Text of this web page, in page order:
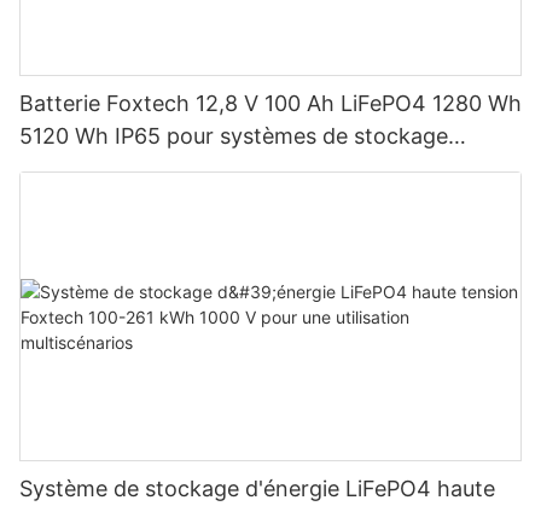
Batterie Foxtech 12,8 V 100 Ah LiFePO4 1280 Wh
5120 Wh IP65 pour systèmes de stockage
d'énergie solaire domestique
Système de stockage d'énergie LiFePO4 haute